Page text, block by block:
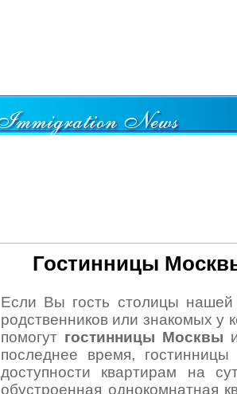
Гостинницы
Если Вы гость столицы
родственников или знакомых у
помогут гостинницы Москвы
последнее время,
доступности квартирам на
обустроенная однокомнатная